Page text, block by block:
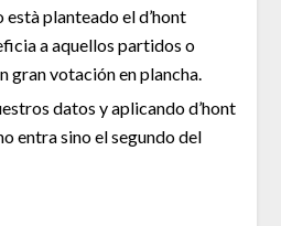
planteado el d’hont
a aquellos partidos o
gran votación en plancha.
datos y aplicando d’hont
entra sino el segundo del